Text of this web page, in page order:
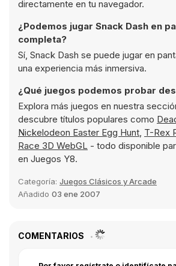
directamente en tu navegador.
¿Podemos jugar Snack Dash en
completa?
Sí, Snack Dash se puede jugar en
una experiencia más inmersiva.
¿Qué juegos podemos probar
Explora más juegos en nuestra
descubre títulos populares como
Nickelodeon Easter Egg Hunt, T-Rex
Race 3D WebGL - todo disponible
en Juegos Y8.
Categoría: Juegos Clásicos y Arcade
Añadido 03 ene 2007
COMENTARIOS